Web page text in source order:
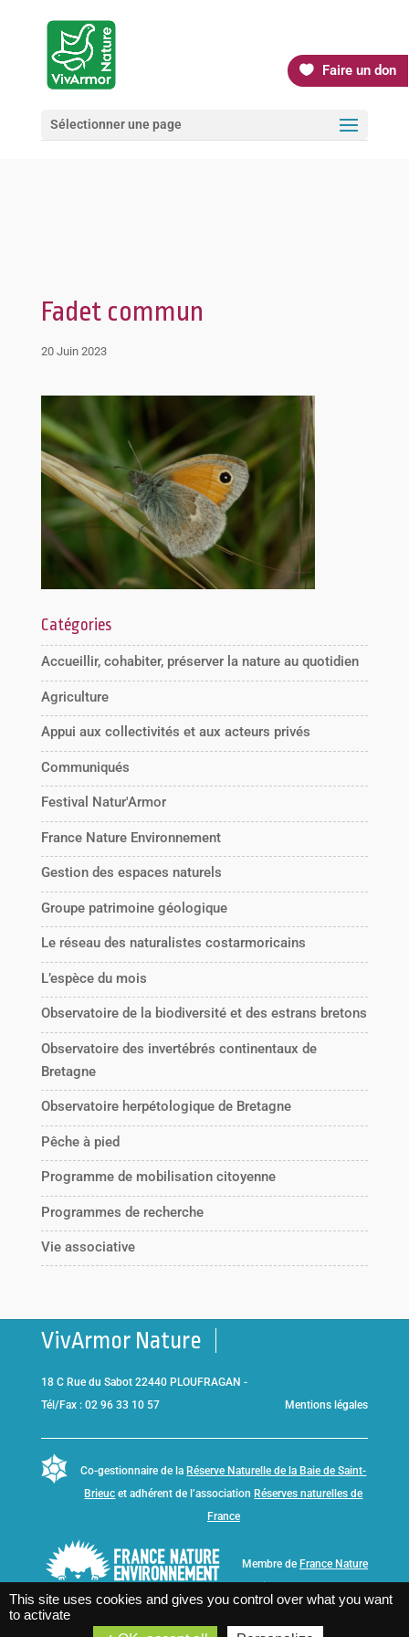
Faire un don
Sélectionner une page
Fadet commun
20 Juin 2023
Catégories
Accueillir, cohabiter, préserver la nature au quotidien
Agriculture
Appui aux collectivités et aux acteurs privés
Communiqués
Festival Natur'Armor
France Nature Environnement
Gestion des espaces naturels
Groupe patrimoine géologique
Le réseau des naturalistes costarmoricains
L’espèce du mois
Observatoire de la biodiversité et des estrans bretons
Observatoire des invertébrés continentaux de
Bretagne
Observatoire herpétologique de Bretagne
Pêche à pied
Programme de mobilisation citoyenne
Programmes de recherche
Vie associative
VivArmor Nature
18 C Rue du Sabot 22440 PLOUFRAGAN -
Tél/Fax : 02 96 33 10 57
Mentions légales
Co-gestionnaire de la Réserve Naturelle de la Baie de Saint-
Brieuc et adhérent de l’association Réserves naturelles de
France
Membre de France Nature
This site uses cookies and gives you control over what you want
to activate